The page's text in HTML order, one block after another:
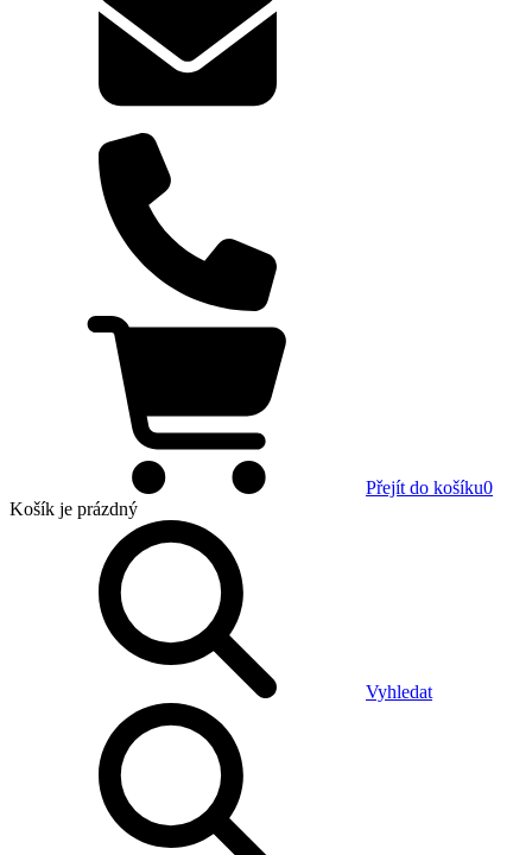
Přejít do košíku0
Košík je prázdný
Vyhledat